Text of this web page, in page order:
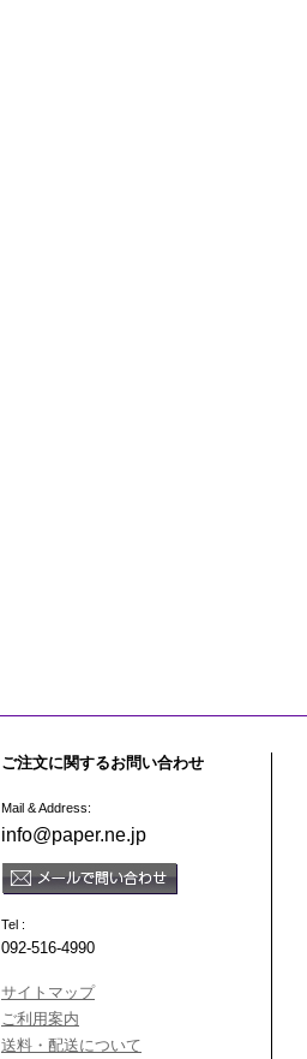
ご注文に関するお問い合わせ
Mail & Address:
info@paper.ne.jp
Tel :
092-516-4990
サイトマップ
ご利用案内
送料・配送について